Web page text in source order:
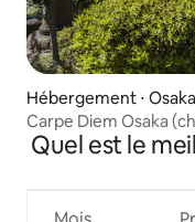
Hébergement ⋅ Osaka
Carpe Diem Osaka
Quel est le